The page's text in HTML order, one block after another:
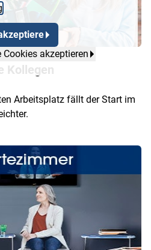
Cookies akzeptieren
Kollegen
Arbeitsplatz fällt der Start im